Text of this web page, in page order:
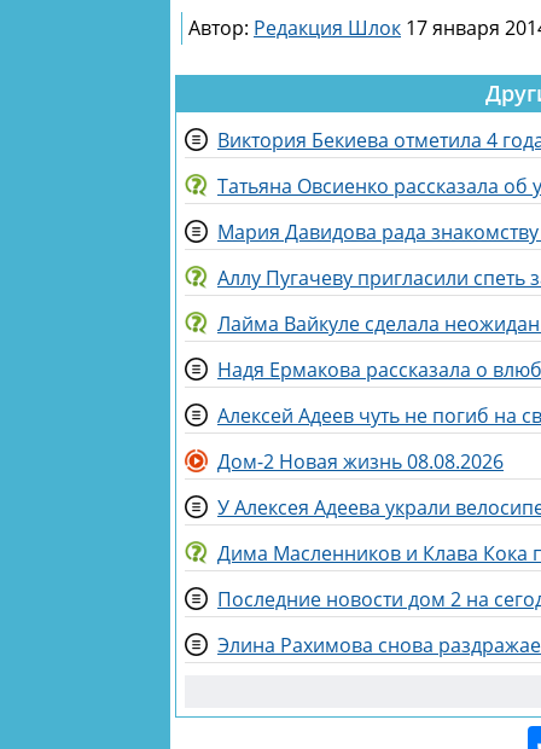
Автор: Редакция Шлок 17 января
Виктория Бекиева отметила 4
Татьяна Овсиенко рассказала
Мария Давидова рада
Аллу Пугачеву пригласили
Лайма Вайкуле сделала
Надя Ермакова рассказала о
Алексей Адеев чуть не погиб на
Дом-2 Новая жизнь 08.08.2026
У Алексея Адеева украли
Дима Масленников и Клава Кока
Последние новости дом 2 на
Элина Рахимова снова